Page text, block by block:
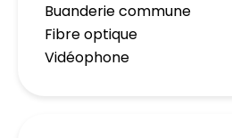
Buanderie commune
Fibre optique
Vidéophone